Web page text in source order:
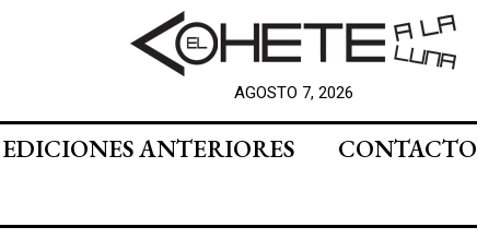
AGOSTO 7, 2026
EDICIONES ANTERIORES
CONTACTO